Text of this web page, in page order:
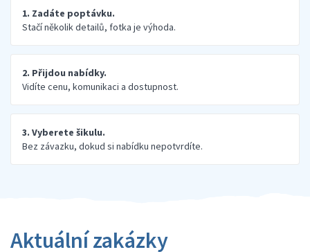
1. Zadáte poptávku.
Stačí několik detailů, fotka je výhoda.
2. Přijdou nabídky.
Vidíte cenu, komunikaci a dostupnost.
3. Vyberete šikulu.
Bez závazku, dokud si nabídku nepotvrdíte.
Aktuální zakázky